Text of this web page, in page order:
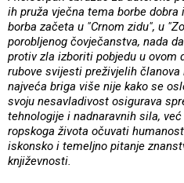
ih pruža vječna tema borbe
borba začeta u "Crnom zidu", u
porobljenog čovječanstva, nada
protiv zla izboriti pobjedu u ovom
rubove svijesti preživjelih članova
najveća briga više nije kako se
svoju nesavladivost osigurava
tehnologije i nadnaravnih sila,
ropskoga života očuvati
iskonsko i temeljno pitanje
književnosti.